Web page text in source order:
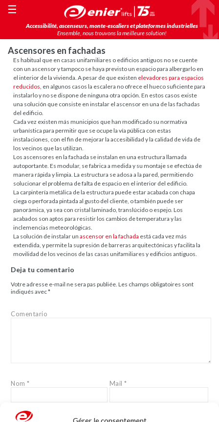
Accessibilité, ascenseurs, monte-escaliers et plateformes industrielles
Ensemble, nous trouvons la meilleure solution!
☰
Ascensores en fachadas
Es habitual que en casas unifamiliares o edificios antiguos no se cuente
con un ascensor y tampoco se haya previsto un espacio para albergarlo en
el interior de la vivienda. A pesar de que existen elevadores para espacios
reducidos, en algunos casos la escalera no ofrece el hueco suficiente para
instalarlo y no se dispone de ninguna otra opción. En estos casos existe
una solución que consiste en instalar el ascensor en una de las fachadas
del edificio.
Cada vez existen más municipios que han modificado su normativa
urbanística para permitir que se ocupe la vía pública con estas
instalaciones, con el fin de mejorar la accesibilidad y la calidad de vida de
los vecinos que las utilizan.
Los ascensores en la fachada se instalan en una estructura llamada
autoportante. Es modular, se fabrica a medida y su montaje se efectúa de
manera rápida y limpia. La estructura se adosa a la pared, permitiendo
solucionar el problema de falta de espacio en el interior del edificio.
La carpintería metálica de la estructura puede estar acabada con chapa
ciega o perforada pintada al gusto del cliente, o también puede ser
panorámica, ya sea con cristal laminado, translúcido o espejo. Los
acabados son aptos para resistir los cambios de temperatura y las
inclemencias meteorológicas.
La solución de instalar unascensor en la fachada está cada vez más
extendida, y permite la supresión de barreras arquitectónicas y facilita la
movilidad de los vecinos de las casas unifamiliares y edificios antiguos.
Deja tu comentario
Votre adresse e-mail ne sera pas publiée. Les champs obligatoires sont
indiqués avec*
Comentario
Nom* Mail*